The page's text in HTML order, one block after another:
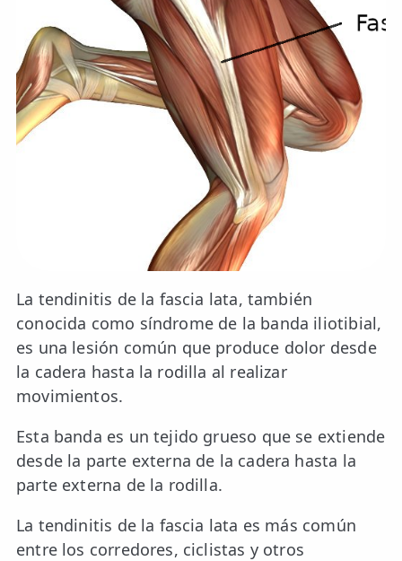
📍 Bravo Murillo
📍 Getafe
TIENDA
🛍️ Tienda Bonos
🛍️ Tienda Productos Fisioterapia
CONTACTO
☎️ 91 005 23 63
📧 Contacta
ESPECIALIDADES
🩻 Fisioterapia Traumatológica
😧 Fisioterapia ATM
🦴 Osteopatía
La tendinitis de la fascia lata, también
conocida como síndrome de la banda iliotibial,
es una lesión común que produce dolor desde
la cadera hasta la rodilla al realizar
movimientos.
Esta banda es un tejido grueso que se extiende
desde la parte externa de la cadera hasta la
parte externa de la rodilla.
La tendinitis de la fascia lata es más común
entre los corredores, ciclistas y otros